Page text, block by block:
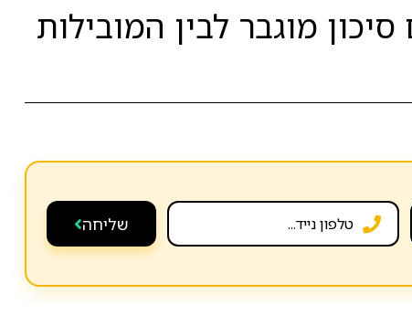
מוגבר לבין המובילות
שליחה